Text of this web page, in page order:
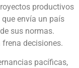
productivos
envía un país
sus normas.
decisiones.
pacíficas,